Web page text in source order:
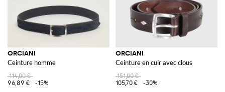
ORCIANI
Ceinture homme
114,00 €
96,89 €
-15%
ORCIANI
Ceinture en cuir avec clous
151,00 €
105,70 €
-30%